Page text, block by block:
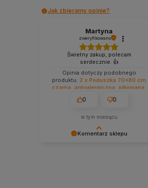
Jak zbieramy opinie?
Komentarz sklepu
Martyna
zweryfikowano
Świetny zakup, polecam
serdecznie. 👍️
Opinia dotyczy podobnego
produktu: 2 x Poduszka 70x80 cm
czarna, antyalergiczna, pikowana,
0 0
w tym miesiącu